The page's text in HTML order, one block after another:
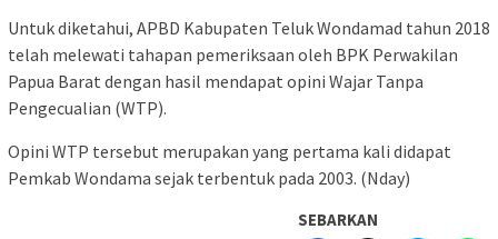
Untuk diketahui, APBD Kabupaten Teluk Wondamad tahun 2018
telah melewati tahapan pemeriksaan oleh BPK Perwakilan
Papua Barat dengan hasil mendapat opini Wajar Tanpa
Pengecualian (WTP).
Opini WTP tersebut merupakan yang pertama kali didapat
Pemkab Wondama sejak terbentuk pada 2003. (Nday)
SEBARKAN